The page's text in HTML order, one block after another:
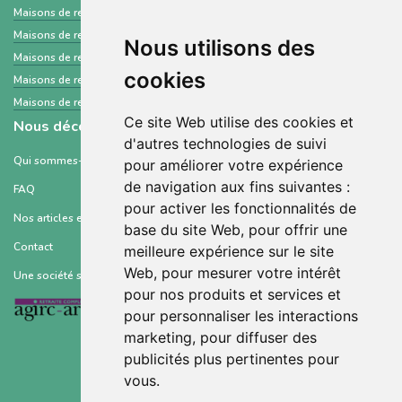
Nous utilisons des
cookies
Ce site Web utilise des cookies et
d'autres technologies de suivi
pour améliorer votre expérience
de navigation aux fins suivantes :
pour activer les fonctionnalités de
base du site Web, pour offrir une
meilleure expérience sur le site
Web, pour mesurer votre intérêt
pour nos produits et services et
pour personnaliser les interactions
marketing, pour diffuser des
publicités plus pertinentes pour
vous.
Maisons de retraite et Ehpad
Maisons de retraite et Ehpad
Maisons de retraite et Ehpad
Ardèche
Maisons de retraite et Ehpad
Orne
Maisons de retraite et Ehpad
Nous découvrir
Qui sommes-nous ?
FAQ
Nos articles et ressources
Contact
Une société soutenue par :